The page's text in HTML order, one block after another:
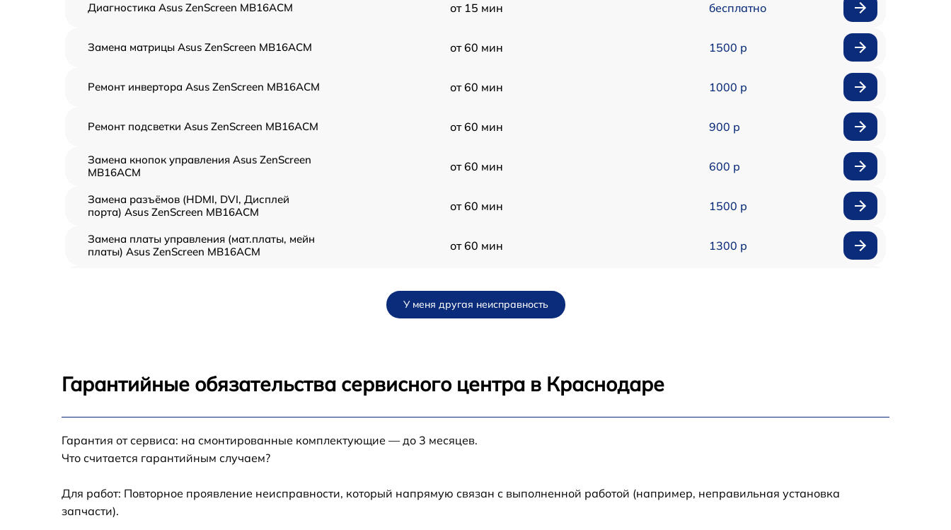
Диагностика Asus ZenScreen MB16ACM от 15 мин бесплатно
Замена матрицы Asus ZenScreen MB16ACM от 60 мин 1500 р
Ремонт инвертора Asus ZenScreen MB16ACM от 60 мин 1000 р
Ремонт подсветки Asus ZenScreen MB16ACM от 60 мин 900 р
Замена кнопок управления Asus ZenScreen
MB16ACM
от 60 мин 600 р
Замена разъёмов (HDMI, DVI, Дисплей
порта) Asus ZenScreen MB16ACM
от 60 мин 1500 р
Замена платы управления (мат.платы, мейн
платы) Asus ZenScreen MB16ACM
от 60 мин 1300 р
Замена блока питания Asus ZenScreen
от 60 мин
ZenScreen MB16ACM
У меня другая неисправность
Гарантийные обязательства сервисного центра в Краснодаре
Гарантия от сервиса: на смонтированные комплектующие — до 3 месяцев.
Что считается гарантийным случаем?
Для работ: Повторное проявление неисправности, который напрямую связан с выполненной работой (например, неправильная установка
запчасти).